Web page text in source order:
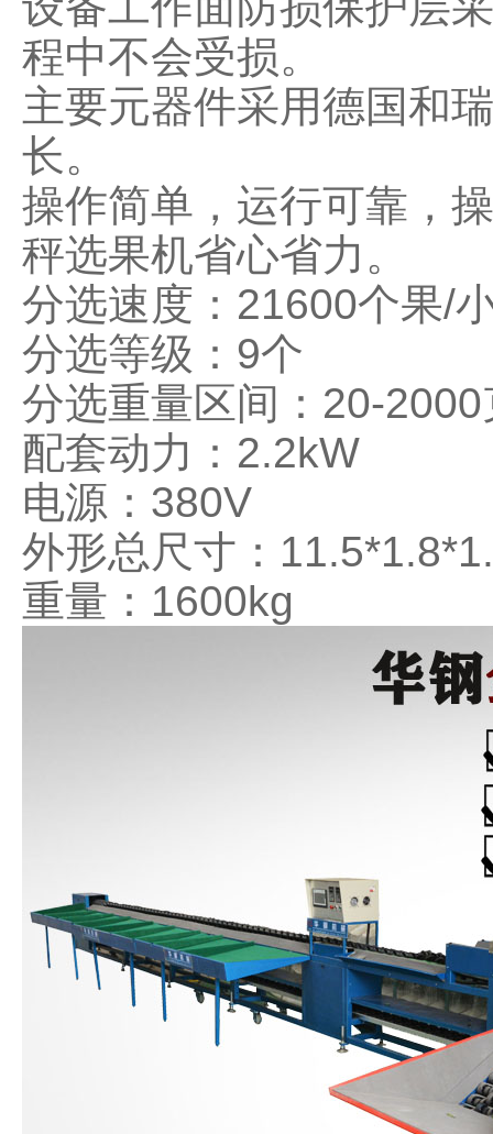
程中不会受损。
主要元器件采用德国和
长。
操作简单，运行可靠，
秤选果机省心省力。
分选速度： 21600个果/
分选等级： 9个
分选重量区间： 20-2000
配套动力： 2.2kW
电源： 380V
外形总尺寸：
重量： 1600kg